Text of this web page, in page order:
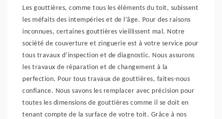
Les gouttières, comme tous les éléments du toit, subissent
les méfaits des intempéries et de l’âge. Pour des raisons
inconnues, certaines gouttières vieillissent mal. Notre
société de couverture et zinguerie est à votre service pour
tous travaux d’inspection et de diagnostic. Nous assurons
les travaux de réparation et de changement à la
perfection. Pour tous travaux de gouttières, faites-nous
confiance. Nous savons les remplacer avec précision pour
toutes les dimensions de gouttières comme il se doit en
tenant compte de la surface de votre toit. Grâce à nos